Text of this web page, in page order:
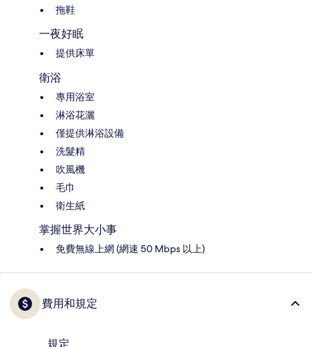
拖鞋
一夜好眠
提供床單
衛浴
專用浴室
淋浴花灑
僅提供淋浴設備
洗髮精
吹風機
毛巾
衛生紙
掌握世界大小事
免費無線上網 (網速 50 Mbps 以上)
費用和規定
規定